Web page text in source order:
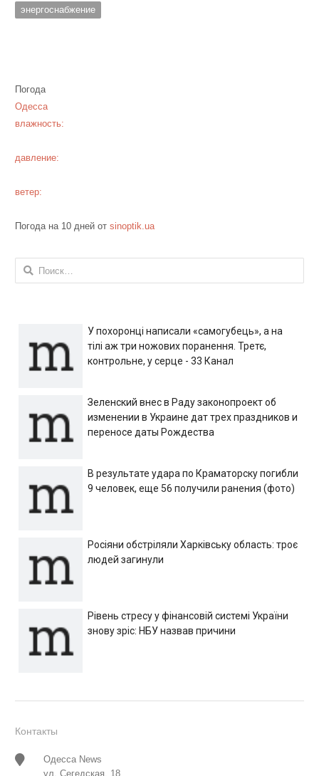
энергоснабжение
Погода
Одесса
влажность:
давление:
ветер:
Погода на 10 дней от sinoptik.ua
Найти:
У похоронці написали «самогубець», а на
тілі аж три ножових поранення. Третє,
контрольне, у серце - 33 Канал
Зеленский внес в Раду законопроект об
изменении в Украине дат трех праздников и
переносе даты Рождества
В результате удара по Краматорску погибли
9 человек, еще 56 получили ранения (фото)
Росіяни обстріляли Харківську область: троє
людей загинули
Рівень стресу у фінансовій системі України
знову зріс: НБУ назвав причини
Контакты
Одесса News
ул. Сегедская, 18